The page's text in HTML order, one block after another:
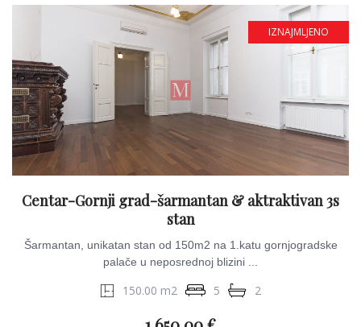
IZNAJMLJENO
Centar-Gornji grad-šarmantan & aktraktivan 3s
stan
Šarmantan, unikatan stan od 150m2 na 1.katu gornjogradske
palače u neposrednoj blizini ...
150.00 m2 5 2